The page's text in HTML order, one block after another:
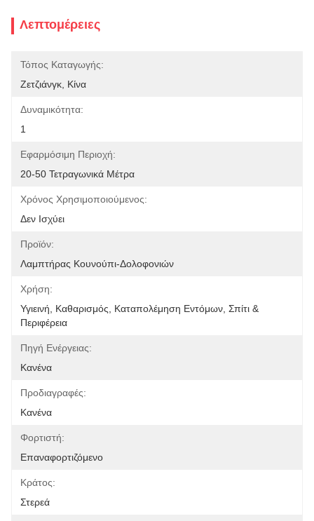
Λεπτομέρειες
Τόπος Καταγωγής:
Ζετζιάνγκ, Κίνα
Δυναμικότητα:
1
Εφαρμόσιμη Περιοχή:
20-50 Τετραγωνικά Μέτρα
Χρόνος Χρησιμοποιούμενος:
Δεν Ισχύει
Προϊόν:
Λαμπτήρας Κουνούπι-Δολοφονιών
Χρήση:
Υγιεινή, Καθαρισμός, Καταπολέμηση Εντόμων, Σπίτι &
Περιφέρεια
Πηγή Ενέργειας:
Κανένα
Προδιαγραφές:
Κανένα
Φορτιστή:
Επαναφορτιζόμενο
Κράτος:
Στερεά